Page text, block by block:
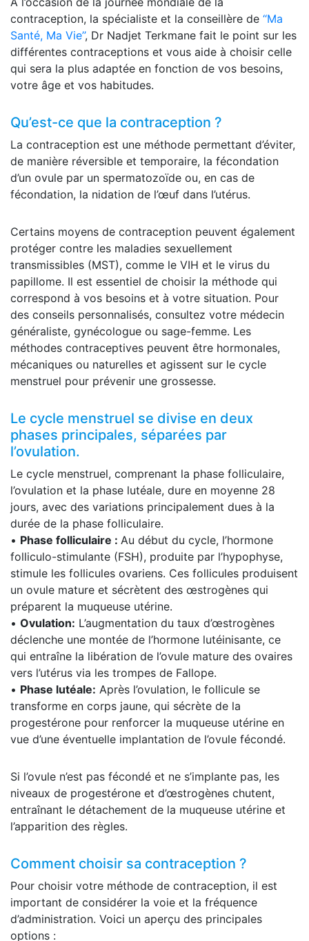
contraception, la spécialiste et la conseillère de ‘‘Ma
Santé, Ma Vie’’, Dr Nadjet Terkmane fait le point sur les
différentes contraceptions et vous aide à choisir celle
qui sera la plus adaptée en fonction de vos besoins,
votre âge et vos habitudes.
Qu’est-ce que la contraception ?
La contraception est une méthode permettant d’éviter,
de manière réversible et temporaire, la fécondation
d’un ovule par un spermatozoïde ou, en cas de
fécondation, la nidation de l’œuf dans l’utérus.
Certains moyens de contraception peuvent également
protéger contre les maladies sexuellement
transmissibles (MST), comme le VIH et le virus du
papillome. Il est essentiel de choisir la méthode qui
correspond à vos besoins et à votre situation. Pour
des conseils personnalisés, consultez votre médecin
généraliste, gynécologue ou sage-femme. Les
méthodes contraceptives peuvent être hormonales,
mécaniques ou naturelles et agissent sur le cycle
menstruel pour prévenir une grossesse.
Le cycle menstruel se divise en deux
phases principales, séparées par
l’ovulation.
Le cycle menstruel, comprenant la phase folliculaire,
l’ovulation et la phase lutéale, dure en moyenne 28
jours, avec des variations principalement dues à la
durée de la phase folliculaire.
• Phase folliculaire : Au début du cycle, l’hormone
folliculo-stimulante (FSH), produite par l’hypophyse,
stimule les follicules ovariens. Ces follicules produisent
un ovule mature et sécrètent des œstrogènes qui
préparent la muqueuse utérine.
• Ovulation: L’augmentation du taux d’œstrogènes
déclenche une montée de l’hormone lutéinisante, ce
qui entraîne la libération de l’ovule mature des ovaires
vers l’utérus via les trompes de Fallope.
• Phase lutéale: Après l’ovulation, le follicule se
transforme en corps jaune, qui sécrète de la
progestérone pour renforcer la muqueuse utérine en
vue d’une éventuelle implantation de l’ovule fécondé.
Si l’ovule n’est pas fécondé et ne s’implante pas, les
niveaux de progestérone et d’œstrogènes chutent,
entraînant le détachement de la muqueuse utérine et
l’apparition des règles.
Comment choisir sa contraception ?
Pour choisir votre méthode de contraception, il est
important de considérer la voie et la fréquence
d’administration. Voici un aperçu des principales
options :